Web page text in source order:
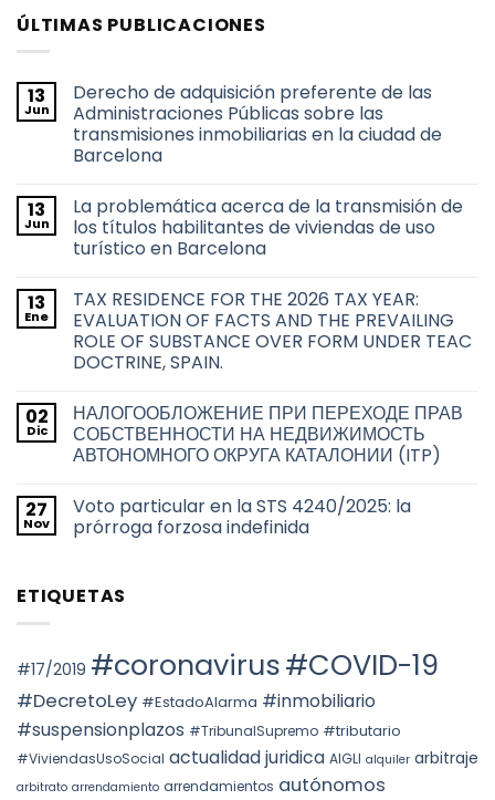
ÚLTIMAS PUBLICACIONES
13
Jun
Derecho de adquisición preferente de las
Administraciones Públicas sobre las
transmisiones inmobiliarias en la ciudad de
Barcelona
comentarios
en
Derecho
de
de
las
Administraciones
Públicas
sobre
las
en
la
ciudad
de
Barcelona
13
Jun
La problemática acerca de la transmisión de
los títulos habilitantes de viviendas de uso
turístico en Barcelona
comentarios
en
La
problemática
acerca
de
de
los
títulos
habilitantes
de
uso
turístico
en
13
Ene
TAX RESIDENCE FOR THE 2026 TAX YEAR:
EVALUATION OF FACTS AND THE PREVAILING
ROLE OF SUBSTANCE OVER FORM UNDER TEAC
DOCTRINE, SPAIN.
comentarios
en
TAX
RESIDENCE
2026
TAX
YEAR:
EVALUATION
THE
SUBSTANCE
OVER
UNDER
DOCTRINE,
02
Dic
НАЛОГООБЛОЖЕНИЕ ПРИ ПЕРЕХОДЕ ПРАВ
СОБСТВЕННОСТИ НА НЕДВИЖИМОСТЬ
АВТОНОМНОГО ОКРУГА КАТАЛОНИИ (ITP)
comentarios
en
НАЛОГООБЛОЖЕНИЕ
СОБСТВЕННОСТИ
НА
КАТАЛОНИИ
(ITP)
27
Nov
Voto particular en la STS 4240/2025: la
prórroga forzosa indefinida
en
Voto
STS
4240/2025:
prórroga
forzosa
indefinida
ETIQUETAS
#17/2019 #coronavirus#COVID-19
#DecretoLey #EstadoAlarma #inmobiliario
#suspensionplazos #TribunalSupremo #tributario
#ViviendasUsoSocial actualidad juridica AIGLI alquiler arbitraje
arbitrato arrendamiento arrendamientos autónomos